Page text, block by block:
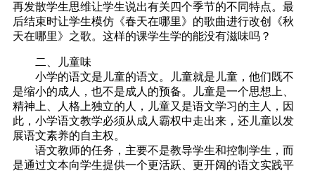
再发散学生思维让学生说出有关四个季节的不同特点。最
后结束时让学生模仿《春天在哪里》的歌曲进行改创《秋
天在哪里》之歌。这样的课学生学的能没有滋味吗？
二、儿童味
小学的语文是儿童的语文。儿童就是儿童，他们既不
是缩小的成人，也不是成人的预备。儿童是一个思想上、
精神上、人格上独立的人，儿童又是语文学习的主人，因
此，小学语文教学必须从成人霸权中走出来，还儿童以发
展语文素养的自主权。
语文教师的任务，主要不是教导学生和控制学生，而
是通过文本向学生提供一个更活跃、更开阔的语文实践平